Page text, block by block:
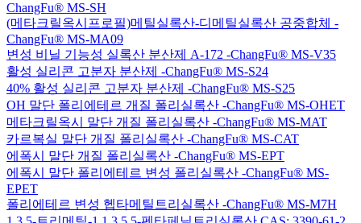
ChangFu® MS-SH
(메타크릴옥시프로필)메틸실록산-디메틸실록산 공중합체 -
ChangFu® MS-MA09
변성 비닐 기능성 실록산 분산제 A-172 -ChangFu® MS-V35
활성 실리콘 고분자 분산제 -ChangFu® MS-S24
40% 활성 실리콘 고분자 분산제 -ChangFu® MS-S25
OH 말단 폴리에테르 개질 폴리실록산 -ChangFu® MS-OHET
메타크릴옥시 말단 개질 폴리실록산 -ChangFu® MS-MAT
카르복실 말단 개질 폴리실록산 -ChangFu® MS-CAT
에폭시 말단 개질 폴리실록산 -ChangFu® MS-EPT
에폭시 말단 폴리에테르 변성 폴리실록산 -ChangFu® MS-
EPET
폴리에테르 변성 헵타메틸트리실록산 -ChangFu® MS-M7H